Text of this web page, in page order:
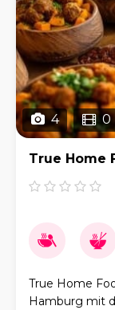
4 0
True Home
True Home
Hamburg mit